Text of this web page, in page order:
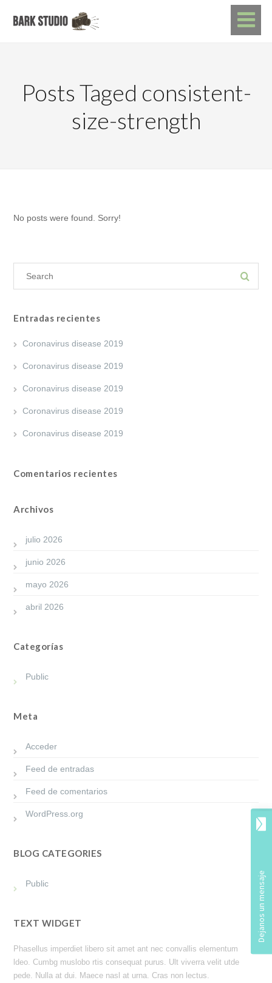
Posts Taged consistent-
size-strength
No posts were found. Sorry!
Entradas recientes
Coronavirus disease 2019
Coronavirus disease 2019
Coronavirus disease 2019
Coronavirus disease 2019
Coronavirus disease 2019
Comentarios recientes
Archivos
julio 2026
junio 2026
mayo 2026
abril 2026
Categorías
Public
Meta
Acceder
Feed de entradas
Feed de comentarios
WordPress.org
BLOG CATEGORIES
Public
TEXT WIDGET
Phasellus imperdiet libero sit amet ant nec convallis elementum
ldeo. Cumbg muslobo rtis consequat purus. Ult viverra velit utde
pede. Nulla at dui. Maece nasl at urna. Cras non lectus.